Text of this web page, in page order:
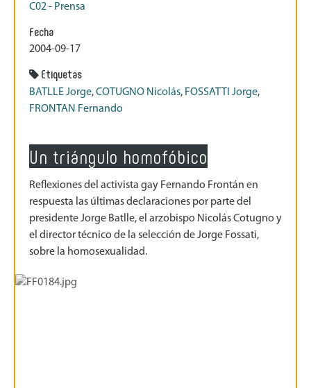
C02 - Prensa
Fecha
2004-09-17
Etiquetas
BATLLE Jorge,COTUGNO Nicolás, FOSSATTI Jorge,
FRONTAN Fernando
Un triángulo homofóbico
Reflexiones del activista gay Fernando Frontán en
respuesta las últimas declaraciones por parte del
presidente Jorge Batlle, el arzobispo Nicolás Cotugno y
el director técnico de la selección de Jorge Fossati,
sobre la homosexualidad.